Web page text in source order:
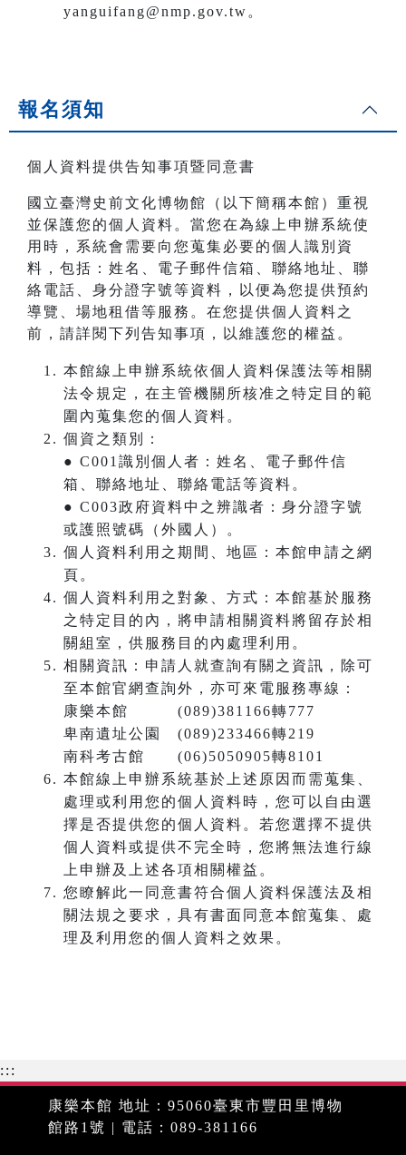
yanguifang@nmp.gov.tw。
報名須知
個人資料提供告知事項暨同意書
國立臺灣史前文化博物館（以下簡稱本館）重視
並保護您的個人資料。當您在為線上申辦系統使
用時，系統會需要向您蒐集必要的個人識別資
料，包括：姓名、電子郵件信箱、聯絡地址、聯
絡電話、身分證字號等資料，以便為您提供預約
導覽、場地租借等服務。在您提供個人資料之
前，請詳閱下列告知事項，以維護您的權益。
本館線上申辦系統依個人資料保護法等相關
法令規定，在主管機關所核准之特定目的範
圍內蒐集您的個人資料。
個資之類別：
● C001識別個人者：姓名、電子郵件信
箱、聯絡地址、聯絡電話等資料。
● C003政府資料中之辨識者：身分證字號
或護照號碼（外國人）。
個人資料利用之期間、地區：本館申請之網
頁。
個人資料利用之對象、方式：本館基於服務
之特定目的內，將申請相關資料將留存於相
關組室，供服務目的內處理利用。
相關資訊：申請人就查詢有關之資訊，除可
至本館官網查詢外，亦可來電服務專線：
康樂本館 (089)381166轉777
卑南遺址公園 (089)233466轉219
南科考古館 (06)5050905轉8101
本館線上申辦系統基於上述原因而需蒐集、
處理或利用您的個人資料時，您可以自由選
擇是否提供您的個人資料。若您選擇不提供
個人資料或提供不完全時，您將無法進行線
上申辦及上述各項相關權益。
您瞭解此一同意書符合個人資料保護法及相
關法規之要求，具有書面同意本館蒐集、處
理及利用您的個人資料之效果。
:::
康樂本館 地址：95060臺東市豐田里博物
館路1號 | 電話：089-381166